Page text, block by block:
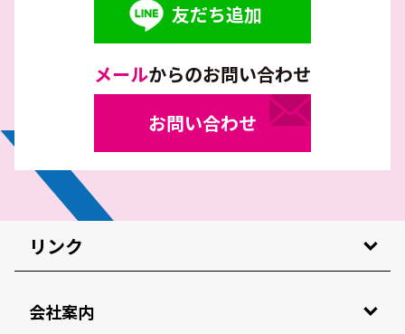
友だち追加
メールからのお問い合わせ
お問い合わせ
リンク
会社案内